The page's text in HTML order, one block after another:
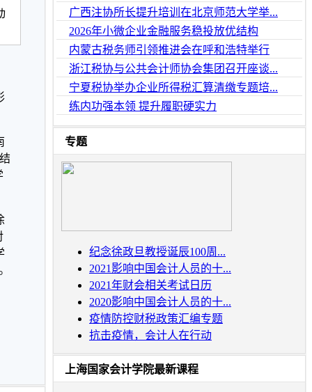
广西注协所长提升培训在北京师范大学举...
2026年小微企业金融服务稳投放优结构
内蒙古税务师引领推进会在呼和浩特举行
浙江税协与公共会计师协会集团召开座谈...
宁夏税协举办企业所得税汇算清缴专题培...
练内功强本领 提升履职硬实力
专题
纪念徐政旦教授诞辰100周...
2021影响中国会计人员的十...
2021年财会相关考试日历
2020影响中国会计人员的十...
疫情防控财税政策汇编专题
抗击疫情，会计人在行动
上海国家会计学院最新课程